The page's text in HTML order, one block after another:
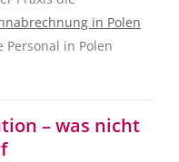
in Polen
in Polen
– was nicht